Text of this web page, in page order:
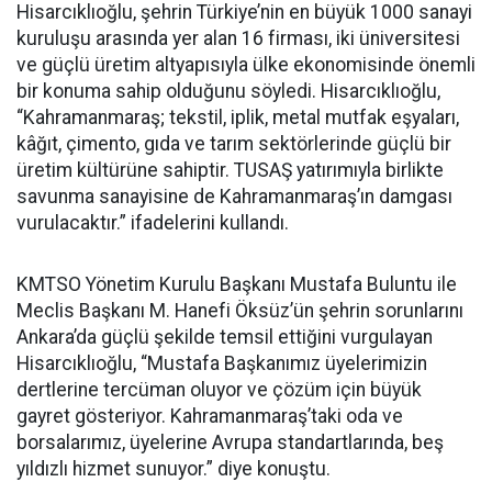
Hisarcıklıoğlu, şehrin Türkiye’nin en büyük 1000 sanayi
kuruluşu arasında yer alan 16 firması, iki üniversitesi
ve güçlü üretim altyapısıyla ülke ekonomisinde önemli
bir konuma sahip olduğunu söyledi. Hisarcıklıoğlu,
“Kahramanmaraş; tekstil, iplik, metal mutfak eşyaları,
kâğıt, çimento, gıda ve tarım sektörlerinde güçlü bir
üretim kültürüne sahiptir. TUSAŞ yatırımıyla birlikte
savunma sanayisine de Kahramanmaraş’ın damgası
vurulacaktır.” ifadelerini kullandı.
KMTSO Yönetim Kurulu Başkanı Mustafa Buluntu ile
Meclis Başkanı M. Hanefi Öksüz’ün şehrin sorunlarını
Ankara’da güçlü şekilde temsil ettiğini vurgulayan
Hisarcıklıoğlu, “Mustafa Başkanımız üyelerimizin
dertlerine tercüman oluyor ve çözüm için büyük
gayret gösteriyor. Kahramanmaraş’taki oda ve
borsalarımız, üyelerine Avrupa standartlarında, beş
yıldızlı hizmet sunuyor.” diye konuştu.